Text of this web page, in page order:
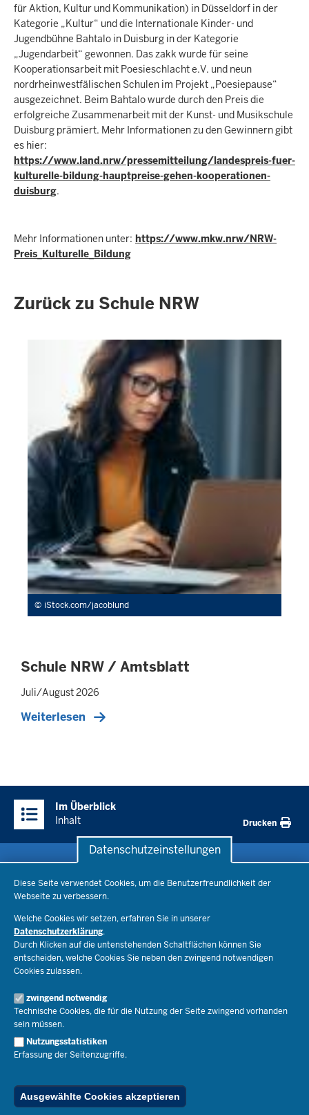
Datenschutzeinstellungen
Diese Seite verwendet Cookies, um die Benutzerfreundlichkeit der
Webseite zu verbessern.
Welche Cookies wir setzen, erfahren Sie in unserer
Datenschutzerklärung.
Durch Klicken auf die untenstehenden Schaltflächen können Sie
entscheiden, welche Cookies Sie neben den zwingend notwendigen
Cookies zulassen.
zwingend notwendig
Technische Cookies, die für die Nutzung der Seite zwingend vorhanden
sein müssen.
Nutzungsstatistiken
Erfassung der Seitenzugriffe.
Ausgewählte Cookies akzeptieren
für Aktion, Kultur und Kommunikation) in Düsseldorf in der
Kategorie „Kultur“ und die Internationale Kinder- und
Jugendbühne Bahtalo in Duisburg in der Kategorie
„Jugendarbeit“ gewonnen. Das zakk wurde für seine
Kooperationsarbeit mit Poesieschlacht e.V. und neun
nordrheinwestfälischen Schulen im Projekt „Poesiepause“
ausgezeichnet. Beim Bahtalo wurde durch den Preis die
erfolgreiche Zusammenarbeit mit der Kunst- und Musikschule
Duisburg prämiert. Mehr Informationen zu den Gewinnern gibt
es hier:
https://www.land.nrw/pressemitteilung/landespreis-fuer-
kulturelle-bildung-hauptpreise-gehen-kooperationen-
duisburg.
Mehr Informationen unter: https://www.mkw.nrw/NRW-
Preis_Kulturelle_Bildung
Zurück zu Schule NRW
iStock.com/jacoblund
Schule NRW / Amtsblatt
Juli/August 2026
Weiterlesen
Inhalte
Im Überblick
Inhalt
Drucken
Bildungsthemen
Lehrkräfte
Recht
Schulleben
Ministerium
Ministerin Dorothee Feller
Staatssekretär Dr. Urban Mauer
Open Government
Bibliothek
Veranstaltungen
Geschäftsbereich
Presse
Pressefotos
Social Media
Pressekontakt
Service
Schule(n) suchen
Kontakt
Der Weg zu uns
Publikationen
RSS-Feed
© 2026 Bildungsportal NRW